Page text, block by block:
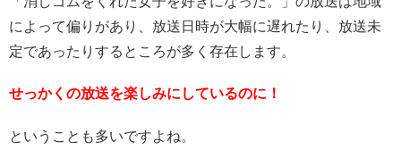
によって偏りがあり、放送日時が大幅に遅れたり、放送未
定であったりするところが多く存在します。
せっかくの放送を楽しみにしているのに！
ということも多いですよね。